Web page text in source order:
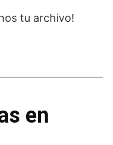
tu archivo!
en